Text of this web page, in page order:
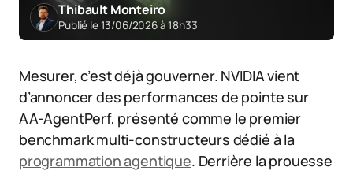
Thibault Monteiro
Publié le 13/06/2026 à 18h33
Mesurer, c’est déjà gouverner. NVIDIA vient
d’annoncer des performances de pointe sur
AA-AgentPerf, présenté comme le premier
benchmark multi-constructeurs dédié à la
programmation agentique. Derrière la prouesse